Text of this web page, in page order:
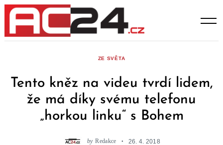
Skip
content
ZE SVĚTA
Tento kněz na videu tvrdí lidem,
že má díky svému telefonu
„horkou linku“ s Bohem
by Redakce 26. 4. 2018